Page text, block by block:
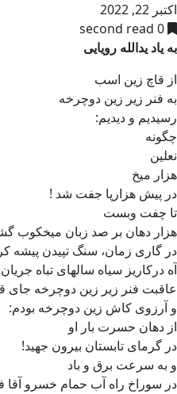
اکتبر 22, 2022
0 second read
به یاد یدالله رویایی
از قاچ زین اسب
به فنر زیر زین دوچرخه
رسیدیم و دیدیم:
چگونه
نعلین
هزار میخ
در پیش هزارپا جفت شد !
تا چفت وبست
هزار دهان بر صد زبان میخکوب
در گاری زمان، سنگ تپیدن پیشه
آه درکاریز سیاه سالهای تباه
عاقبت فنر زیر زین دوچرخه
و آرزوی کاش زین دوچرخه بودم:
از دهان حسرت بار او
در گرمای تابستان بیرون جهید!
و به سرعت برق و باد
در سوراخ راه آب حمام خسرو